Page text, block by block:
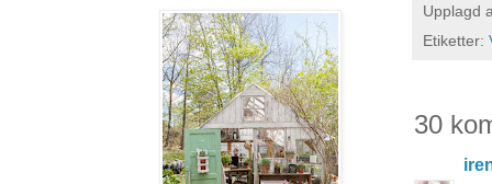
Upplagd
Etiketter:
30